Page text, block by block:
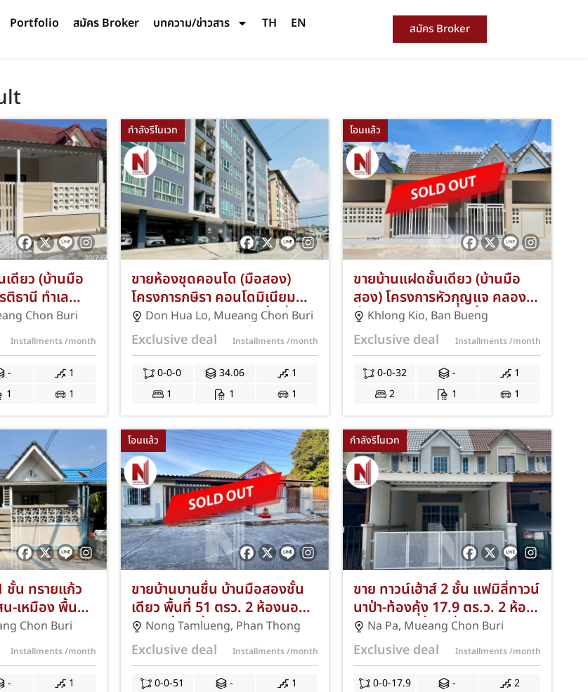
Portfolio สมัคร Broker บทความ/ข่าวสาร TH EN สมัคร Broker
เดียว (บ้านมือ
ติธานี ทำเล
ซอยบ้านสวน
ที่กว้าง 27
1 ห้องน้ำ ที่
นิคมอมตะซิตี้
โรงพยาบาล
ธรรมเนียมการ
อง JS-406
Chon Buri
Installments/month
-
1
1 1
กำลังรีโนเวท
ขายห้องชุดคอนโด (มือสอง)
โครงการกษิรา คอนโดมิเนียม
ดอนหัวฬ่อ-เมืองชลบุรี พื้นที่กว้าง
34.06 ตร.ม. 1 ห้องนอน 1
ห้องน้ำ อาคารซี ชั้น 3 ตกแต่งรีโน
เวทใหม่ทั้งห้อง ทำเลดีใจกลาง
ดอนหัวฬ่อ ใกล้นิคมอมตะนคร
และทางด่วนมอเตอร์เวย์ แถมฟรี
แอร์ พร้อมโปรโมชั่นฟรีค่าใช้จ่าย
วันโอนกรรมสิทธิ์ JS-406
Don Hua Lo, Mueang Chon Buri
Exclusive deal Installments/month
0-0-0 34.06
1
1
1 1
โอนแล้ว
ขายบ้านแฝดชั้นเดียว (บ้านมือ
สอง) โครงการหัวกุญแจ คลอง
กิ่ว-บ้านบึง ชลบุรี พื้นที่กว้าง
32.00 ตร.ว. 2 ห้องนอน 1
ห้องน้ำ ทำเลดีใกล้ตลาดหัวกุญแจ
เดินทางสะดวกเชื่อมต่อถนนสาย
344 แถมฟรีแอร์และปั๊มน้ำ พร้อม
โปรโมชั่นฟรีค่าธรรมเนียมการ
โอนและจดจำนอง JS-237
Khlong Kio, Ban Bueng
Exclusive deal Installments/month
0-0-32 -
1
2
1 1
ชั้น ทรายแก้ว
-เหมือง พื้นที่
ห้องนอน 1
ใกล้ตลาด
แสน ฟรีแอร์/
Chon Buri
Installments/month
-
1
โอนแล้ว
ขายบ้านบานชื่น บ้านมือสองชั้น
เดียว พื้นที่ 51 ตรว. 2 ห้องนอน
3 ห้องน้ำ 2 ที่จอดรถ ทำเลหนอง
ตำลึง–พานทอง ชลบุรี ฟรีค่า
ธรรมเนียมโอนถึงมิ.ย. 2569 JS-
283
Nong Tamlueng, Phan Thong
Exclusive deal Installments/month
0-0-51 -
1
กำลังรีโนเวท
ขาย ทาวน์เฮ้าส์ 2 ชั้น แฟมิลี่ทาวน์
นาป่า-ท้องคุ้ง 17.9 ตร.ว. 2 ห้อง
นอน 1 ห้องน้ำ 1 ที่จอดรถ ใกล้
โรบินสัน/ตลาดท้องคุ้ง ฟรีแอร์/
ฟรีโอนฯ! JS-332
Na Pa, Mueang Chon Buri
Exclusive deal Installments/month
0-0-17.9 -
2